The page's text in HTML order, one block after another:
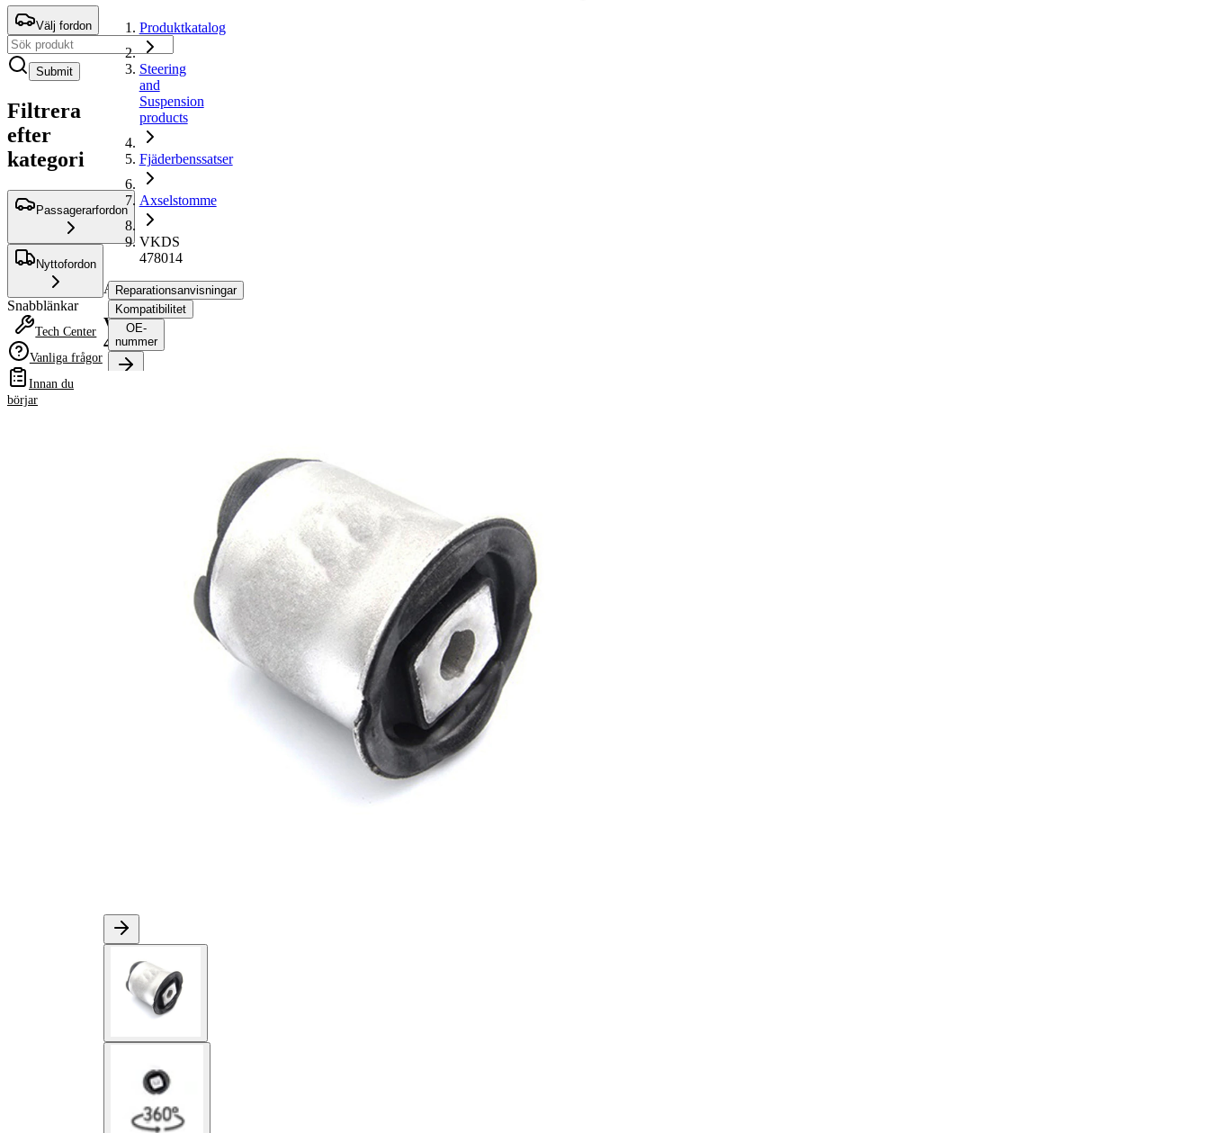
Välj fordon
Submit
Filtrera
efter
kategori
Passagerarfordon
Nyttofordon
Snabblänkar
Tech Center
Vanliga frågor
Innan du
börjar
Produktkatalog
Steering
and
Suspension
products
Fjäderbenssatser
Axselstomme
VKDS
478014
Axselstomme
VKDS
478014
Reparationsanvisningar
Kompatibilitet
OE-
nummer